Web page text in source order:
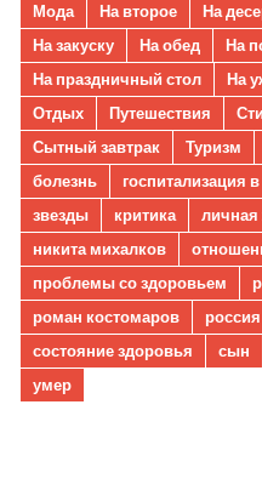
Мода
На второе На
На закуску
На обед
На
На праздничный стол
На
Отдых
Путешествия
Сытный завтрак
Туризм
болезнь
госпитализация
звезды
критика личная
никита михалков
проблемы со здоровьем
роман костомаров
россия
состояние здоровья
сын
умер